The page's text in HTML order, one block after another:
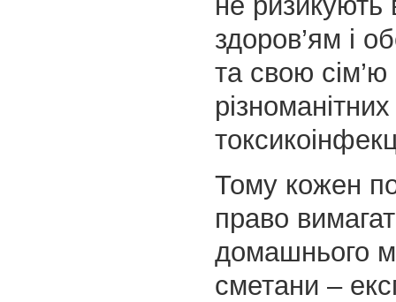
здоров’ям і
та свою сім’ю
різноманітних
Тому кожен
право
домашнього
сметани –